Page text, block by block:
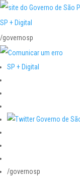
SP + Digital
/governosp
SP + Digital
/governosp